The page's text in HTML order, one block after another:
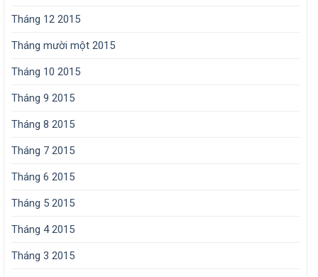
Tháng 12 2015
Tháng mười một 2015
Tháng 10 2015
Tháng 9 2015
Tháng 8 2015
Tháng 7 2015
Tháng 6 2015
Tháng 5 2015
Tháng 4 2015
Tháng 3 2015